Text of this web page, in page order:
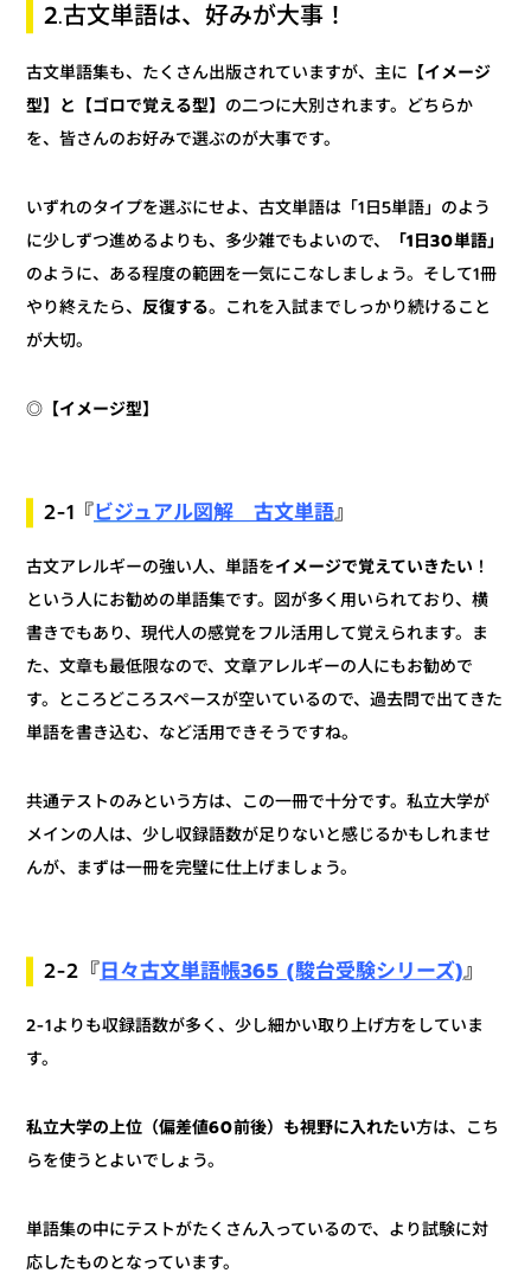
2.古文単語は、好みが大事！
古文単語集も、たくさん出版されていますが、主に 【イメージ
型】と【ゴロで覚える型】 の二つに大別されます。どちらか
を、皆さんのお好みで選ぶのが大事です。
いずれのタイプを選ぶにせよ、古文単語は「1日5単語」のよう
に少しずつ進めるよりも、多少雑でもよいので、 「1日30単語」
のように、ある程度の範囲を一気にこなしましょう。そして1冊
やり終えたら、反復する。これを入試までしっかり続けること
が大切。
◎ 【イメージ型】
2-1『ビジュアル図解 古文単語』
古文アレルギーの強い人、単語をイメージで覚えていきたい ！
という人にお勧めの単語集です。図が多く用いられており、横
書きでもあり、現代人の感覚をフル活用して覚えられます。ま
た、文章も最低限なので、文章アレルギーの人にもお勧めで
す。ところどころスペースが空いているので、過去問で出てきた
単語を書き込む、など活用できそうですね。
共通テストのみという方は、この一冊で十分です。私立大学が
メインの人は、少し収録語数が足りないと感じるかもしれませ
んが、まずは一冊を完璧に仕上げましょう。
2-2『日々古文単語帳365 (駿台受験シリーズ)』
2-1よりも収録語数が多く、少し細かい取り上げ方をしていま
す。
私立大学の上位（偏差値60前後）も視野に入れたい方は、こち
らを使うとよいでしょう。
単語集の中にテストがたくさん入っているので、より試験に対
応したものとなっています。